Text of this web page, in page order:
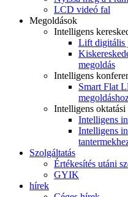
LCD videó fal
Megoldások
Intelligens
Lift digitális
megoldás
Intelligens
Smart Flat
Intelligens oktatási
Intelligens
Intelligens
Szolgáltatás
Értékesítés utáni
GYIK
hírek